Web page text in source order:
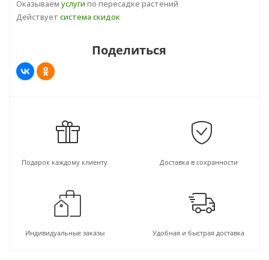
температура находится в районе 22-30°С, ночью
чувствительны к перепадам температуры и
сквознякам. Очень важно выдерживать
температуру почвы 18-20°С, летом около 22°С.
подсыхания верхнего слоя субстрата. Осенью и
зимой полив несколько уменьшают. Поливают
следить за тем, чтобы не пересушить, не
корневой системы. Особенно чувствительна к
переувлажнению субстрата калатея Макоя.
Оказываем услуги по пересадке растений
Действует система скидок
Поделиться
Подарок каждому клиенту Доставка в сохранности
Индивидуальные заказы Удобная и быстрая доставка